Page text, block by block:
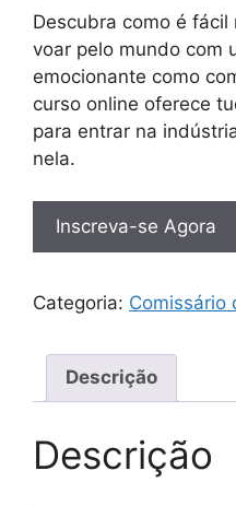
Descubra como é
voar pelo mundo com
emocionante como
curso online oferece
para entrar na
nela.
Inscreva-se Agora
Categoria: Comissário
Descrição
Descrição